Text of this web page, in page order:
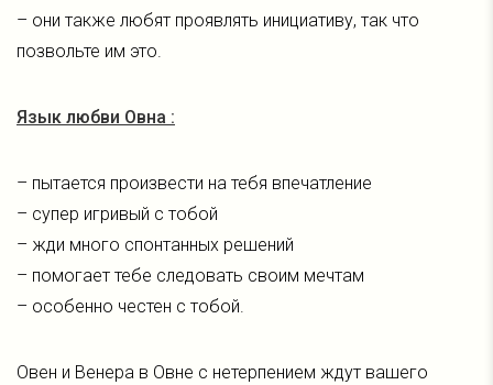
– они также любят проявлять инициативу, так что
позвольте им это.
Язык любви Овна :
– пытается произвести на тебя впечатление
– супер игривый с тобой
– жди много спонтанных решений
– помогает тебе следовать своим мечтам
– особенно честен с тобой.
Овен и Венера в Овне с нетерпением ждут вашего